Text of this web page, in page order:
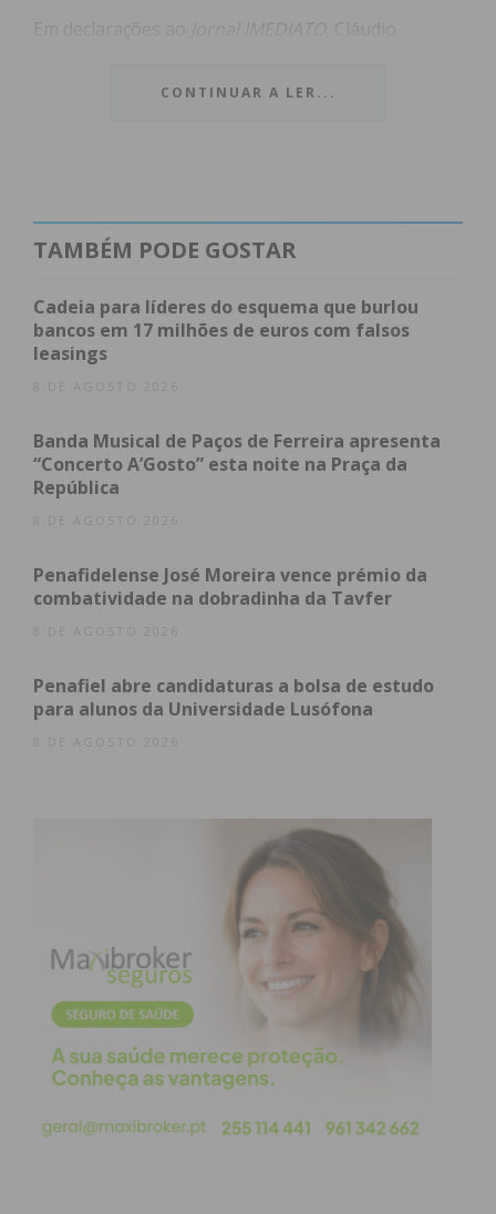
Em declarações ao Jornal IMEDIATO
, Cláudio
sublinhou o sucesso do evento. “Pelo feedback que
Índice
O impacto do São Pedro no negócio
Passagem de testemunho para o próximo ano
Subscreva a newsletter do Imediato
O impacto do São Pedro no
negócio
De acordo com o responsável, o volume de
negócios gerado ao longo dos seis dias de festa
anteriores. Contudo, as condições climatéricas nem
sempre ajudaram. A chuva que se fez sentir na
“As pessoas acabaram por ir embora mais cedo
tratava do dia de abertura e da sempre muito
aguardada “noite de bombos” — dois momentos
que a organização previa que fossem de forte
Cartaz eclético atraiu milhares
de pessoas
Ainda assim, a adesão do público aos espetáculos
superou as expectativas. Milhares de pessoas
encheram o recinto para assistir aos concertos de
CONTINUAR A LER...
TAMBÉM PODE GOSTAR
Cadeia para líderes do esquema que burlou
bancos em 17 milhões de euros com falsos
leasings
8 DE AGOSTO 2026
Banda Musical de Paços de Ferreira apresenta
“Concerto A’Gosto” esta noite na Praça da
República
8 DE AGOSTO 2026
Penafidelense José Moreira vence prémio da
combatividade na dobradinha da Tavfer
8 DE AGOSTO 2026
Penafiel abre candidaturas a bolsa de estudo
para alunos da Universidade Lusófona
8 DE AGOSTO 2026